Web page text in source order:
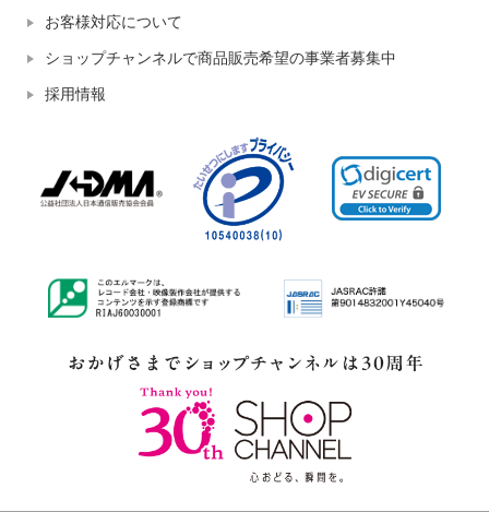
お客様対応について
ショップチャンネルで商品販売希望の事業者募集中
採用情報